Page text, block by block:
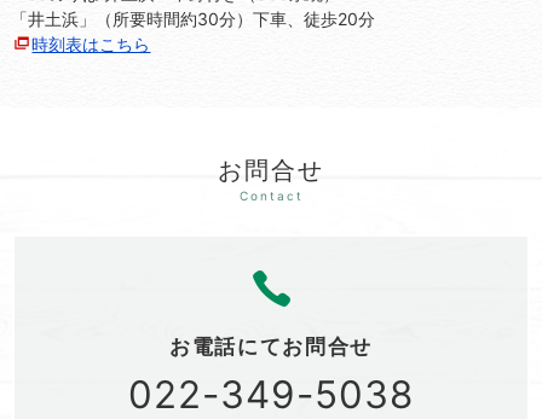
「井土浜」（所要時間約30分）下車、徒歩20分
時刻表はこちら
お問合せ
お電話にてお問合せ
022-349-5038